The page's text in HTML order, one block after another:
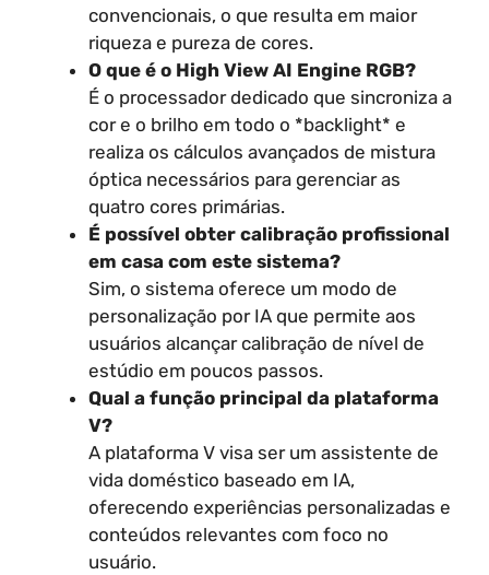
convencionais, o que resulta em maior
riqueza e pureza de cores.
O que é o High View AI Engine RGB?
É o processador dedicado que sincroniza a
cor e o brilho em todo o *backlight* e
realiza os cálculos avançados de mistura
óptica necessários para gerenciar as
quatro cores primárias.
É possível obter calibração profissional
em casa com este sistema?
Sim, o sistema oferece um modo de
personalização por IA que permite aos
usuários alcançar calibração de nível de
estúdio em poucos passos.
Qual a função principal da plataforma
V?
A plataforma V visa ser um assistente de
vida doméstico baseado em IA,
oferecendo experiências personalizadas e
conteúdos relevantes com foco no
usuário.